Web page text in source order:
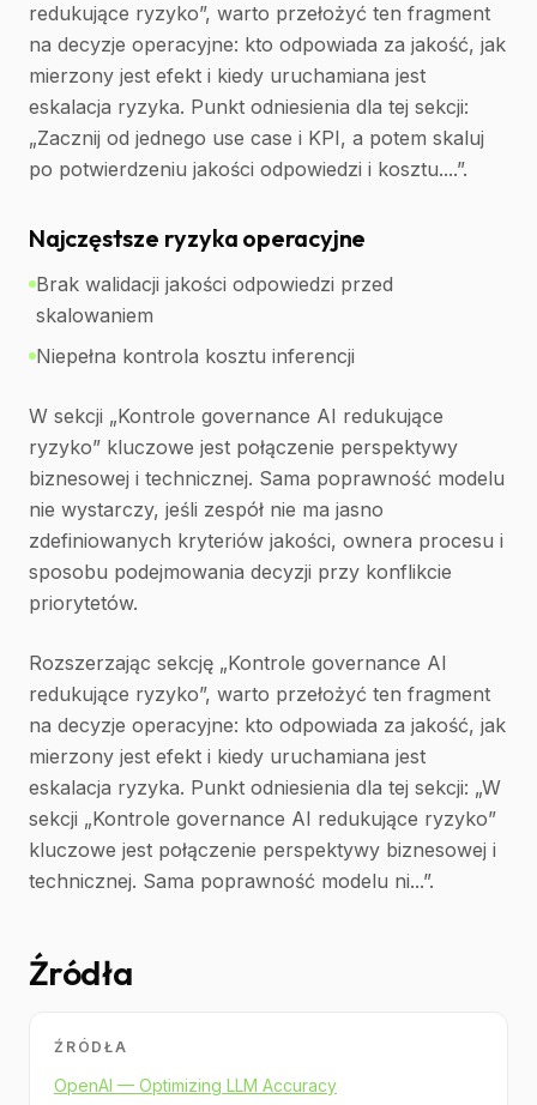
redukujące ryzyko”, warto przełożyć ten fragment
na decyzje operacyjne: kto odpowiada za jakość, jak
mierzony jest efekt i kiedy uruchamiana jest
eskalacja ryzyka. Punkt odniesienia dla tej sekcji:
„Zacznij od jednego use case i KPI, a potem skaluj
po potwierdzeniu jakości odpowiedzi i kosztu....”.
Najczęstsze ryzyka operacyjne
Brak walidacji jakości odpowiedzi przed
skalowaniem
Niepełna kontrola kosztu inferencji
W sekcji „Kontrole governance AI redukujące
ryzyko” kluczowe jest połączenie perspektywy
biznesowej i technicznej. Sama poprawność modelu
nie wystarczy, jeśli zespół nie ma jasno
zdefiniowanych kryteriów jakości, ownera procesu i
sposobu podejmowania decyzji przy konflikcie
priorytetów.
Rozszerzając sekcję „Kontrole governance AI
redukujące ryzyko”, warto przełożyć ten fragment
na decyzje operacyjne: kto odpowiada za jakość, jak
mierzony jest efekt i kiedy uruchamiana jest
eskalacja ryzyka. Punkt odniesienia dla tej sekcji: „W
sekcji „Kontrole governance AI redukujące ryzyko”
kluczowe jest połączenie perspektywy biznesowej i
technicznej. Sama poprawność modelu ni...”.
Źródła
ŹRÓDŁA
OpenAI — Optimizing LLM Accuracy